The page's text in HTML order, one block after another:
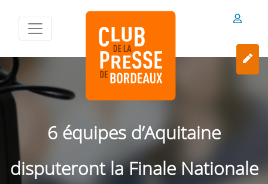
6 équipes d’Aquitaine
disputeront la Finale Nationale